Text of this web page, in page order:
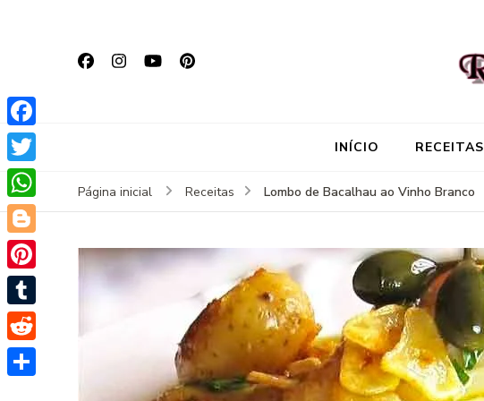
INÍCIO RECEITAS
Página inicial Receitas Lombo de Bacalhau ao Vinho Branco
Facebook
Twitter
WhatsApp
Blogger
Pinterest
Tumblr
Reddit